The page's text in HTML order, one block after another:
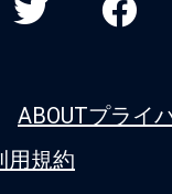
ABOUTプライ
用規約